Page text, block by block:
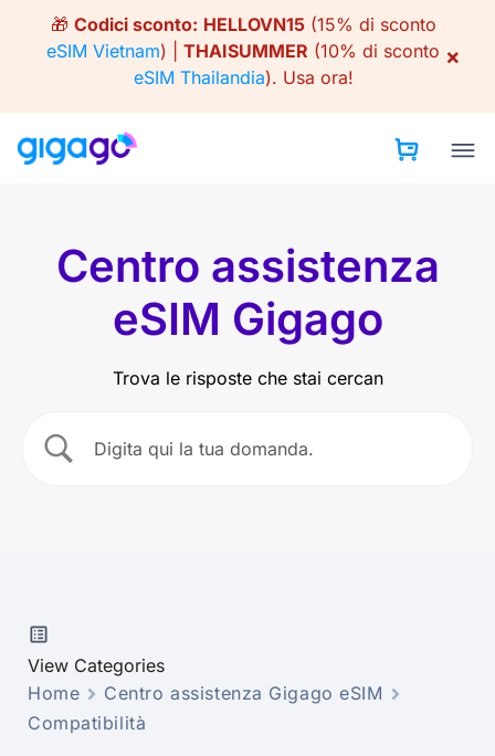
content
🎁 Codici sconto: HELLOVN15(15% di sconto
eSIM Vietnam) | THAISUMMER (10% di sconto
eSIM Thailandia). Usa ora!
×
Centro assistenza
eSIM Gigago
Trova le risposte che stai cercan
View Categories
Home
Centro assistenza Gigago eSIM
Compatibilità